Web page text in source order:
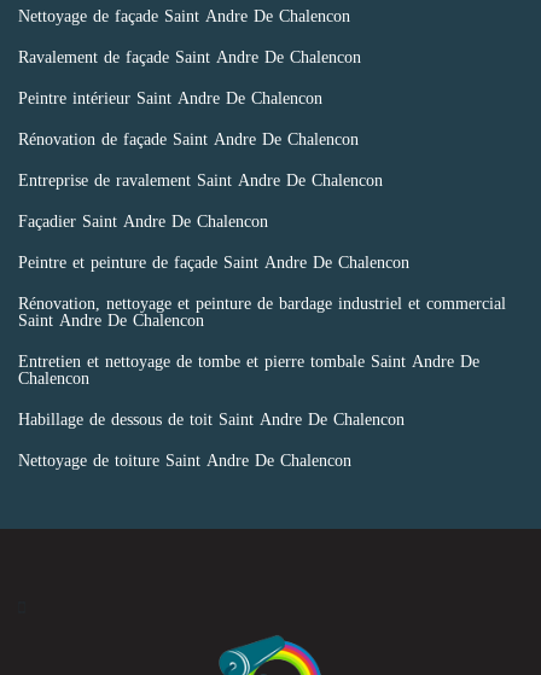
Nettoyage de façade Saint Andre De Chalencon
Ravalement de façade Saint Andre De Chalencon
Peintre intérieur Saint Andre De Chalencon
Rénovation de façade Saint Andre De Chalencon
Entreprise de ravalement Saint Andre De Chalencon
Façadier Saint Andre De Chalencon
Peintre et peinture de façade Saint Andre De Chalencon
Rénovation, nettoyage et peinture de bardage industriel et commercial
Saint Andre De Chalencon
Entretien et nettoyage de tombe et pierre tombale Saint Andre De
Chalencon
Habillage de dessous de toit Saint Andre De Chalencon
Nettoyage de toiture Saint Andre De Chalencon